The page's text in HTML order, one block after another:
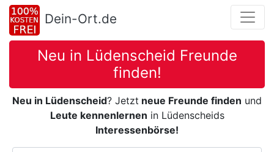
Dein-Ort.de
Neu in Lüdenscheid Freunde
finden!
Neu in Lüdenscheid? Jetzt neue Freunde finden und
Leute kennenlernen in Lüdenscheids
Interessenbörse!